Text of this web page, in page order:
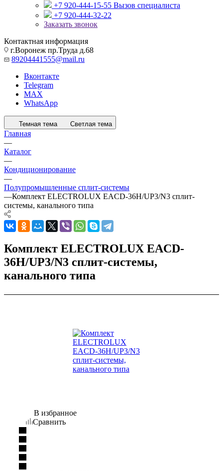
+7 920-444-15-55 Вызов специалиста
+7 920-444-32-22
Заказать звонок
Контактная информация
г.Воронеж пр.Труда д.68
89204441555@mail.ru
Вконтакте
Telegram
MAX
WhatsApp
Темная тема Светлая тема
Главная
—
Каталог
—
Кондиционирование
—
Полупромышленные сплит-системы
—Комплект ELECTROLUX EACD-36H/UP3/N3 сплит-
системы, канального типа
Комплект ELECTROLUX EACD-
36H/UP3/N3 сплит-системы,
канального типа
В избранное
Сравнить